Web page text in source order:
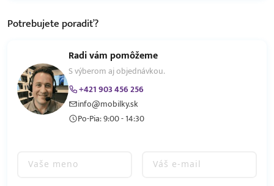
Potrebujete poradiť?
Radi vám pomôžeme
S výberom aj objednávkou.
+421 903 456 256
info@mobilky.sk
Po-Pia: 9:00 - 14:30